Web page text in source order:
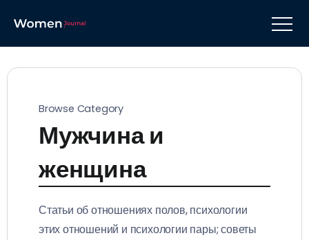
Browse Category
Мужчина и
женщина
Статьи об отношениях полов, психологии
этих отношений и психологии пары; советы